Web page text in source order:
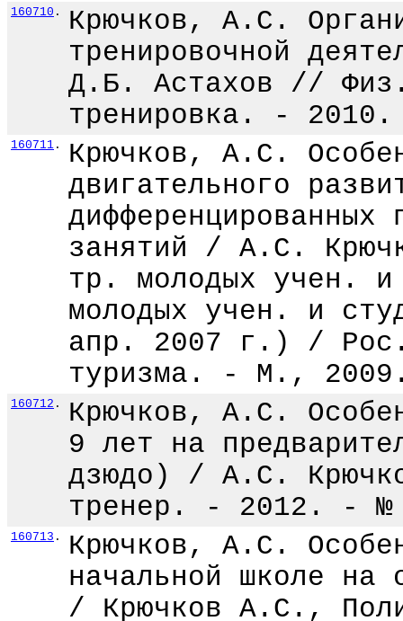
160710 .
Крючков, А.С.
тренировочной
Д.Б. Астахов // Физ.
тренировка. -
160711 .
Крючков, А.С.
двигательного
дифференцированных
занятий / А.С.
тр. молодых учен. и
молодых учен. и
апр. 2007 г.) /
туризма. - М.,
160712 .
Крючков, А.С.
9 лет на
дзюдо) / А.С.
тренер. - 2012. -
160713 .
Крючков, А.С.
начальной школе на
/ Крючков А.С.,